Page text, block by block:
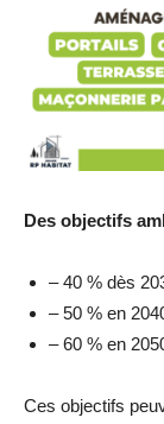
Des objectifs
– 40 % dès
– 50 % en
– 60 % en
Ces objectifs